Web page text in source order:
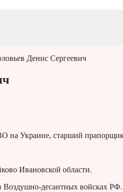
Денис Сергеевич
на Украине, старший
Ивановской области.
десантных войсках РФ.